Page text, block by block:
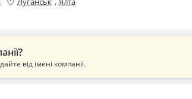
від імені компанії.